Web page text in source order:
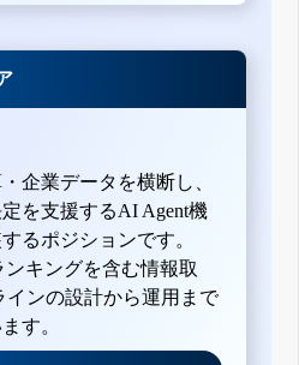
企業データを横断し、
を支援するAI Agent機
るポジションです。
キングを含む情報取
インの設計から運用まで
す。